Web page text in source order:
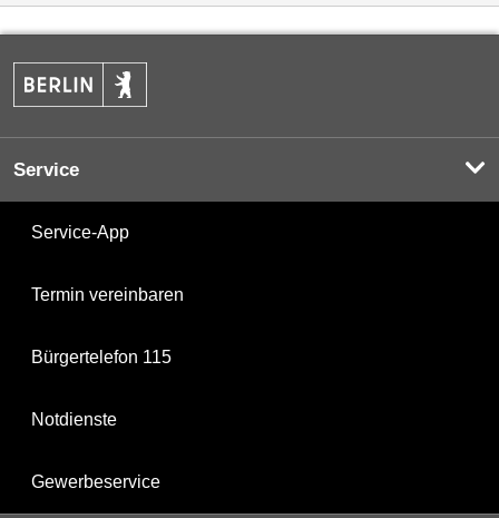
Service
Service-App
Termin vereinbaren
Bürgertelefon 115
Notdienste
Gewerbeservice